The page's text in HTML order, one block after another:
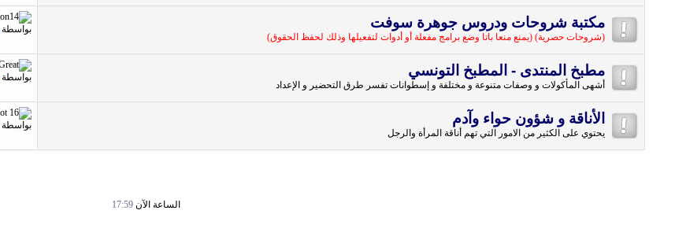
مكتبة شروحات ودروس جوهرة سوفت
(شروحات حصرية) (يمنع منعا باتا وضع برامج مفعلة أو أدوات لتفعيلها وذلك لحفظ الحقوق)
بواسطة
مطبخ المنتدى - المطبخ التونسي
أشهى المأكولات و وصفات متنوعة و مختلفة و إسطوانات تفسر طرق التحضير و الإعداد
بواسطة
الأناقة و شؤون حواء وآدم
يحتوي على الكثير من الامور التي تهم أناقة المرأة والرجل
بواسطة
الساعة الآن17:59